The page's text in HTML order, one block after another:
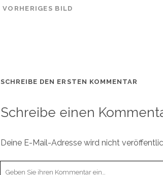
VORHERIGES BILD
SCHREIBE DEN ERSTEN KOMMENTAR
Schreibe einen
Deine E-Mail-Adresse wird nicht